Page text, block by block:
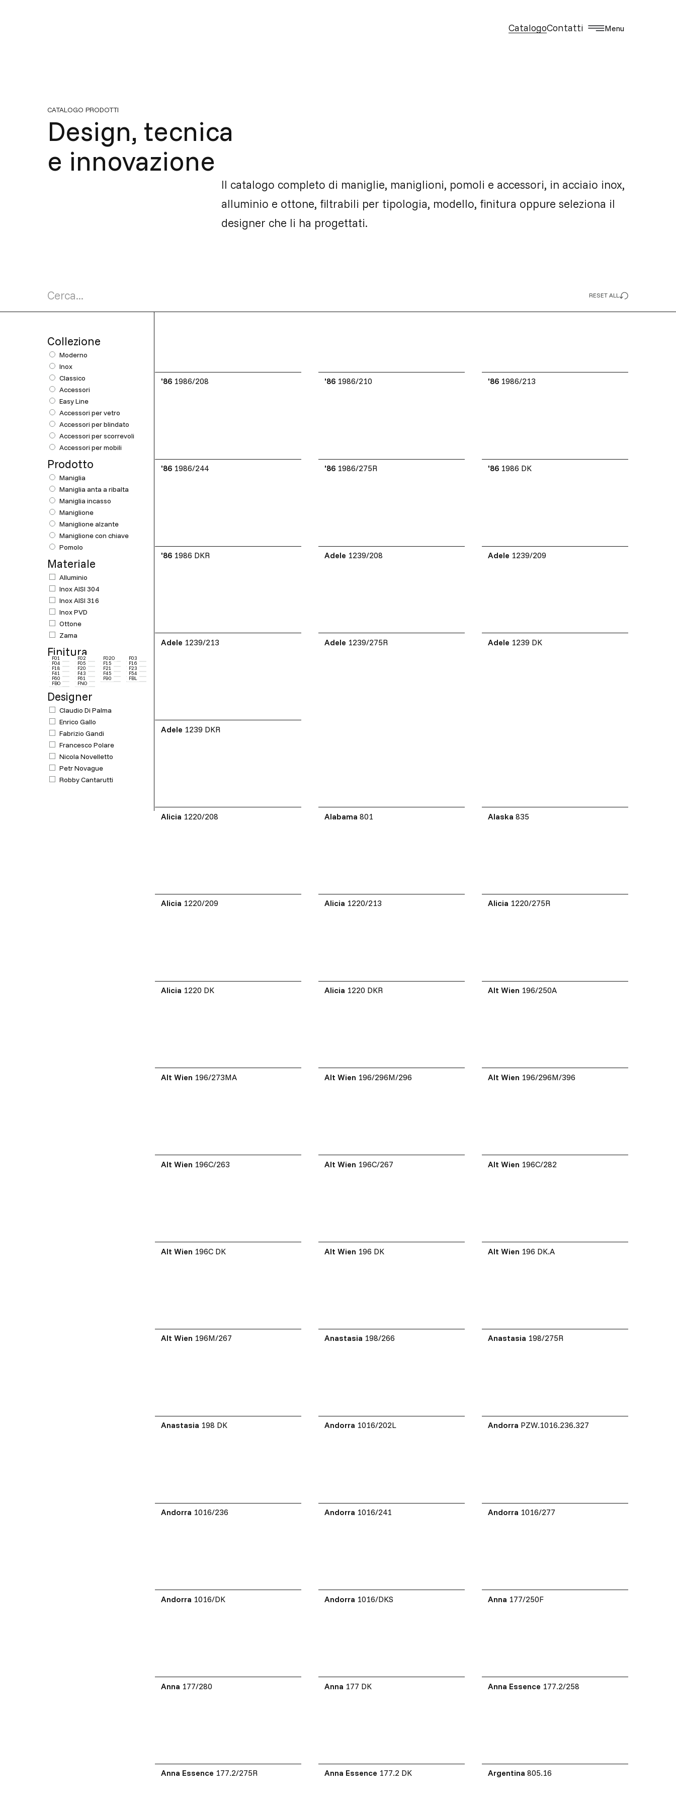
CatalogoContatti Menu
CATALOGO PRODOTTI
Design, tecnica
e innovazione
Il catalogo completo di maniglie, maniglioni, pomoli e accessori, in acciaio inox,
alluminio e ottone, filtrabili per tipologia, modello, finitura oppure seleziona il
designer che li ha progettati.
RESET ALL
Collezione
Moderno
Inox
Classico
Accessori
Easy Line
Accessori per vetro
Accessori per blindato
Accessori per scorrevoli
Accessori per mobili
Prodotto
Maniglia
Maniglia anta a ribalta
Maniglia incasso
Maniglione
Maniglione alzante
Maniglione con chiave
Pomolo
Materiale
Alluminio
Inox AISI 304
Inox AISI 316
Inox PVD
Ottone
Zama
Finitura
F01 F02 F02O F03
F04 F05 F15 F16
F18 F20 F21 F23
F41 F43 F45 F54
F60 F61 F90 FBL
FBO FNO
Designer
Claudio Di Palma
Enrico Gallo
Fabrizio Gandi
Francesco Polare
Nicola Novelletto
Petr Novague
Robby Cantarutti
'86 1986/208 '86 1986/210 '86 1986/213
'86 1986/244 '86 1986/275R '86 1986 DK
'86 1986 DKR Adele 1239/208 Adele 1239/209
Adele 1239/213 Adele 1239/275R Adele 1239 DK
Adele 1239 DKR
Alabama 801 Alaska 835
Alicia 1220/208
Alicia 1220/209 Alicia 1220/213 Alicia 1220/275R
Alicia 1220 DK Alicia 1220 DKR Alt Wien 196/250A
Alt Wien 196/273MA Alt Wien 196/296M/296 Alt Wien 196/296M/396
Alt Wien 196C/263 Alt Wien 196C/267 Alt Wien 196C/282
Alt Wien 196C DK Alt Wien 196 DK Alt Wien 196 DK.A
Alt Wien 196M/267 Anastasia 198/266 Anastasia 198/275R
Anastasia 198 DK Andorra 1016/202L Andorra PZW.1016.236.327
Andorra 1016/236 Andorra 1016/241 Andorra 1016/277
Andorra 1016/DK Andorra 1016/DKS Anna 177/250F
Anna 177/280 Anna 177 DK Anna Essence 177.2/258
Anna Essence 177.2/275R Anna Essence 177.2 DK Argentina 805.16